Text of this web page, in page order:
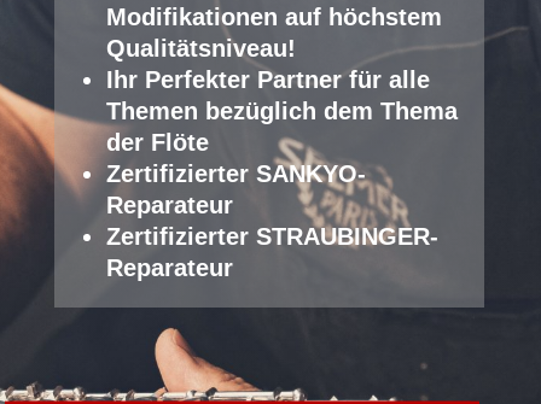
Modifikationen auf höchstem
Qualitätsniveau!
Ihr Perfekter Partner für alle
Themen bezüglich dem Thema
der Flöte
Zertifizierter SANKYO-
Reparateur
Zertifizierter STRAUBINGER-
Reparateur